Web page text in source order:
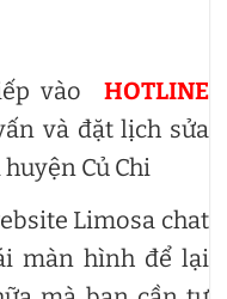
vào HOTLINE
và đặt lịch sửa
Củ Chi
Limosa chat
màn hình để lại